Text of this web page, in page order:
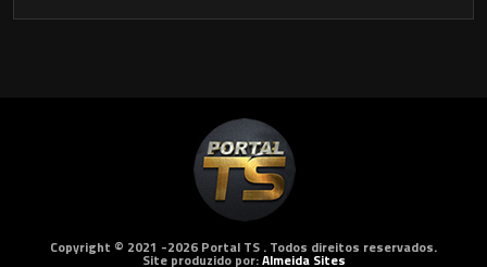
Copyright © 2021 -2026 Portal TS . Todos direitos reservados.
Site produzido por:Almeida Sites